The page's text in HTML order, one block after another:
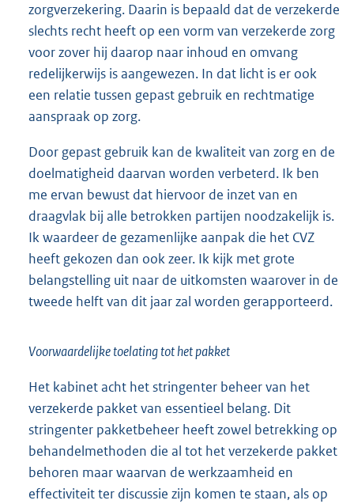
zorgverzekering. Daarin is bepaald dat de verzekerde
slechts recht heeft op een vorm van verzekerde zorg
voor zover hij daarop naar inhoud en omvang
redelijkerwijs is aangewezen. In dat licht is er ook
een relatie tussen gepast gebruik en rechtmatige
aanspraak op zorg.
Door gepast gebruik kan de kwaliteit van zorg en de
doelmatigheid daarvan worden verbeterd. Ik ben
me ervan bewust dat hiervoor de inzet van en
draagvlak bij alle betrokken partijen noodzakelijk is.
Ik waardeer de gezamenlijke aanpak die het CVZ
heeft gekozen dan ook zeer. Ik kijk met grote
belangstelling uit naar de uitkomsten waarover in de
tweede helft van dit jaar zal worden gerapporteerd.
Voorwaardelijke toelating tot het pakket
Het kabinet acht het stringenter beheer van het
verzekerde pakket van essentieel belang. Dit
stringenter pakketbeheer heeft zowel betrekking op
behandelmethoden die al tot het verzekerde pakket
behoren maar waarvan de werkzaamheid en
effectiviteit ter discussie zijn komen te staan, als op